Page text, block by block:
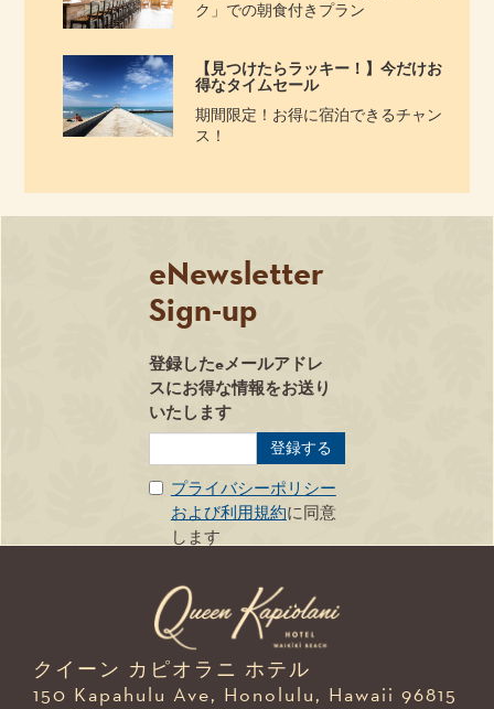
ク」での朝食付きプラン
【見つけたらラッキー！】今だけお
得なタイムセール
期間限定！お得に宿泊できるチャン
ス！
eNewsletter
Sign-up
登録したeメールアドレ
スにお得な情報をお送り
いたします
プライバシーポリシー
および利用規約に同意
します
クイーン カピオラニ ホテル
150 Kapahulu Ave, Honolulu, Hawaii 96815